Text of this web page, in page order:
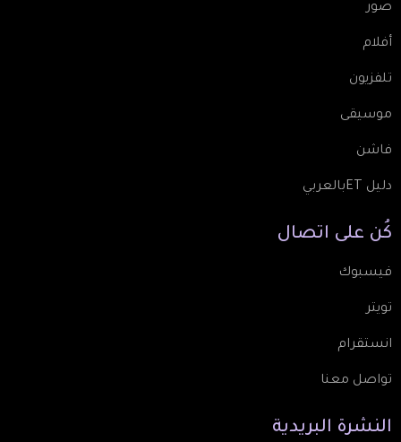
صور
أفلام
تلفزيون
موسيقى
فاشن
دليل ETبالعربي
كُن على اتصال
فيسبوك
تويتر
انستقرام
تواصل معنا
النشرة البريدية